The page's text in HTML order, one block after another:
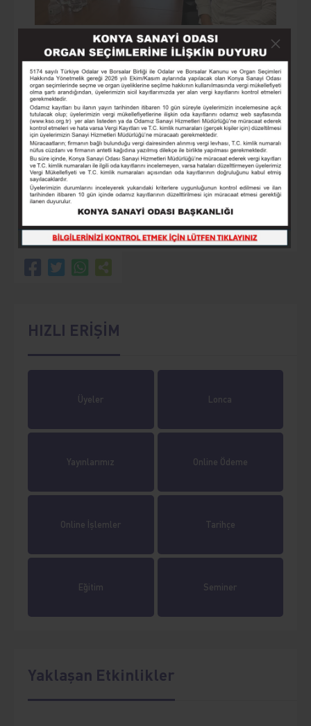
HIZLI ERİŞİM
Üyeler Lonca
Yayınlarımız Online Ödeme
Online İşlemler Tarihçe
Eğitim Seminer
Yaklaşan Etkinlikler
12.Haziran.2026
KSO’NUN 2. MESLEK KOMİTESİ ÜYELERİ
BİR ARAYA GELDİ
Devamını Oku
4 5 6 7 8